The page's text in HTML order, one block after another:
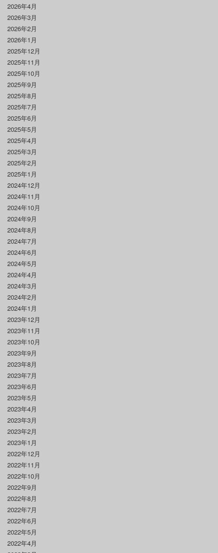
2026年4月
2026年3月
2026年2月
2026年1月
2025年12月
2025年11月
2025年10月
2025年9月
2025年8月
2025年7月
2025年6月
2025年5月
2025年4月
2025年3月
2025年2月
2025年1月
2024年12月
2024年11月
2024年10月
2024年9月
2024年8月
2024年7月
2024年6月
2024年5月
2024年4月
2024年3月
2024年2月
2024年1月
2023年12月
2023年11月
2023年10月
2023年9月
2023年8月
2023年7月
2023年6月
2023年5月
2023年4月
2023年3月
2023年2月
2023年1月
2022年12月
2022年11月
2022年10月
2022年9月
2022年8月
2022年7月
2022年6月
2022年5月
2022年4月